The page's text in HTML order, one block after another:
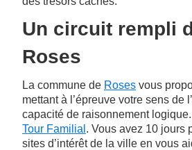
Un circuit rempli
Roses
La commune de Roses vous
mettant à l’épreuve votre sens de
capacité de raisonnement logique.
Tour Familial . Vous avez 10 jours
sites d’intérêt de la ville en vous